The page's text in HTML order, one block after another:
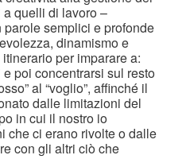
quelli di lavoro –
parole semplici e profonde
dinamismo e
per imparare a:
poi concentrarsi sul resto
al “voglio”, affinché il
dalle limitazioni del
in cui il nostro io
che ci erano rivolte o dalle
con gli altri ciò che